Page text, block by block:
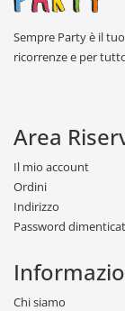
Sempre Party è il
ricorrenze e per
Area
Il mio account
Ordini
Indirizzo
Password
Chi siamo